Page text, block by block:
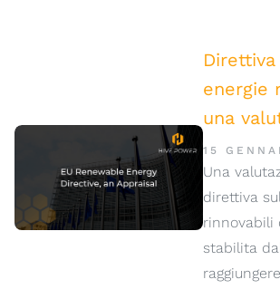
energie
una
15
Una
direttiva
rinnovabili
stabilita